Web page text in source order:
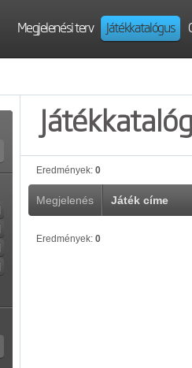
Megjelenési terv Játékkatalógus
Eredmények: 0
Megjelenés Játék címe
Eredmények: 0